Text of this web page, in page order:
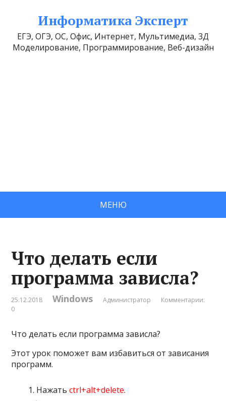
Информатика Эксперт
ЕГЭ, ОГЭ, ОС, Офис, Интернет, Мультимедиа, 3Д
Моделирование, Программирование, Веб-дизайн
МЕНЮ
Что делать если
программа зависла?
25.12.2018 Windows Администратор
Комментарии:
0
Что делать если программа зависла?
Этот урок поможет вам избавиться от зависания
программ.
Нажатьctrl+alt+delete.